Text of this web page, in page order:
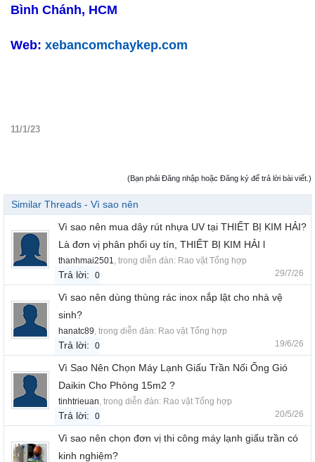
Bình Chánh, HCM
Web: xebancomchaykep.com
11/1/23
(Bạn phải Đăng nhập hoặc Đăng ký để trả lời bài viết.)
Similar Threads - Vì sao nên
Vì sao nên mua dây rút nhựa UV tại THIẾT BỊ KIM HẢI?
Là đơn vị phân phối uy tín, THIẾT BỊ KIM HẢI l
thanhmai2501, trong diễn đàn: Rao vặt Tổng hợp
Trả lời: 0 29/7/26
Vì sao nên dùng thùng rác inox nắp lật cho nhà vệ
sinh?
hanatc89, trong diễn đàn: Rao vặt Tổng hợp
Trả lời: 0 19/6/26
Vì Sao Nên Chọn Máy Lạnh Giấu Trần Nối Ống Gió
Daikin Cho Phòng 15m2 ?
tinhtrieuan, trong diễn đàn: Rao vặt Tổng hợp
Trả lời: 0 20/5/26
Vì sao nên chọn đơn vị thi công máy lạnh giấu trần có
kinh nghiệm?